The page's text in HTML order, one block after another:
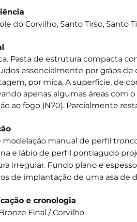
do Corvilho, Santo Tirso, Santo
Pasta de estrutura compacta
essencialmente por grãos
por mica. A superfície, de
apenas algumas áreas com
ao fogo (N70). Parcialmente
modelação manual de perfil
e lábio de perfil pontiagudo
irregular. Fundo plano e
de implantação de uma asa de
e cronologia
Final / Corvilho.